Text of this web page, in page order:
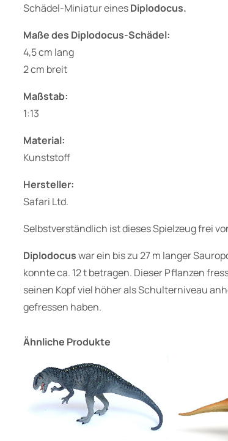
Schädel-Miniatur einesDiplodocus.
Maße des Diplodocus-Schädel:
4,5 cm lang
2 cm breit
Maßstab:
1:13
Material:
Kunststoff
Hersteller:
Safari Ltd.
Selbstverständlich ist dieses Spielzeug frei
Diplodocuswar ein bis zu 27 m langer
konnte ca. 12 t betragen. Dieser Pflanzen
seinen Kopf viel höher als Schulterniveau
gefressen haben.
Ähnliche Produkte